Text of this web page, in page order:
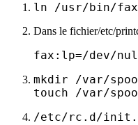
ln /usr/bin/
Dans le fichier/etc/
fax:lp=/dev/
mkdir /var/
touch /var/
/etc/rc.d/